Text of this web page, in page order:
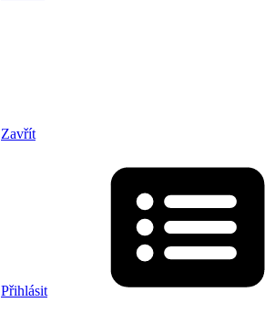
Zavřít
Přihlásit